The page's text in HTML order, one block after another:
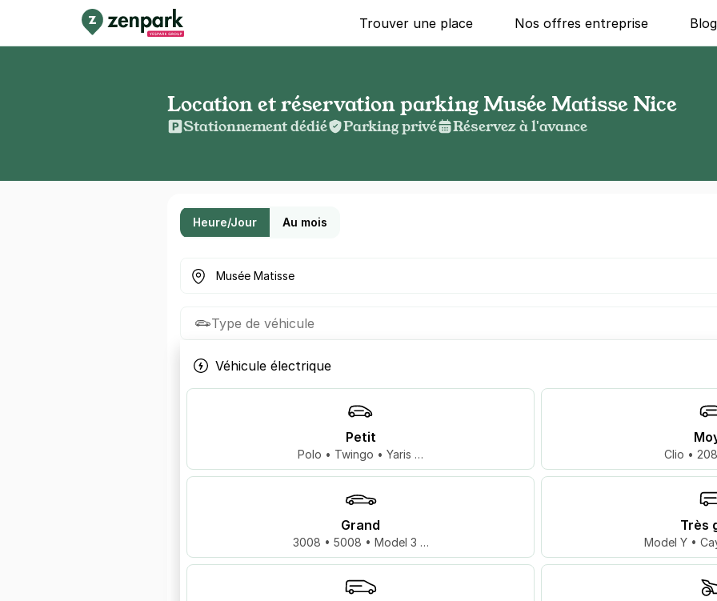
Trouver une place Nos offres entreprise Blog
Location et réservation parking Musée Matisse Nice
Stationnement dédié Parking privé Réservez à l'avance
Heure/Jour Au mois
Où cherchez-vous un parking ?
Type de véhicule
Véhicule électrique
Petit
Polo • Twingo • Yaris … Clio •
Grand
3008 • 5008 • Model 3 …
Très
Model Y •